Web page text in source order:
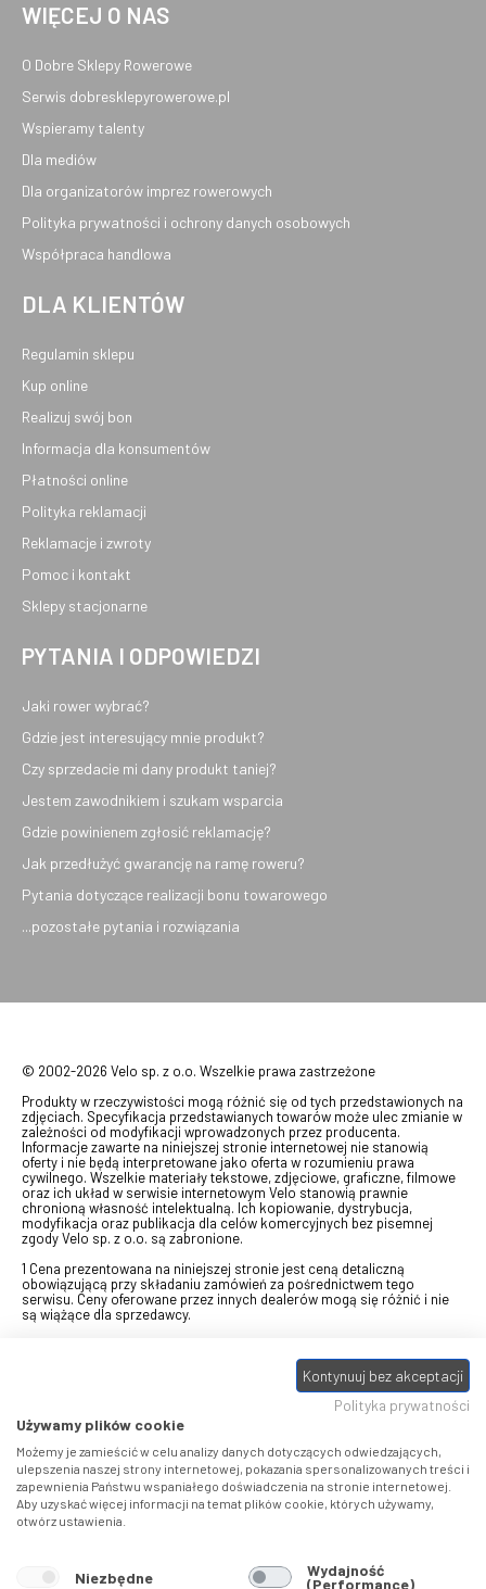
WIĘCEJ O NAS
O Dobre Sklepy Rowerowe
Serwis dobresklepyrowerowe.pl
Wspieramy talenty
Dla mediów
Dla organizatorów imprez rowerowych
Polityka prywatności i ochrony danych osobowych
Współpraca handlowa
DLA KLIENTÓW
Regulamin sklepu
Kup online
Realizuj swój bon
Informacja dla konsumentów
Płatności online
Polityka reklamacji
Reklamacje i zwroty
Pomoc i kontakt
Sklepy stacjonarne
PYTANIA I ODPOWIEDZI
Jaki rower wybrać?
Gdzie jest interesujący mnie produkt?
Czy sprzedacie mi dany produkt taniej?
Jestem zawodnikiem i szukam wsparcia
Gdzie powinienem zgłosić reklamację?
Jak przedłużyć gwarancję na ramę roweru?
Pytania dotyczące realizacji bonu towarowego
...pozostałe pytania i rozwiązania
© 2002-2026 Velo sp. z o.o. Wszelkie prawa zastrzeżone
Produkty w rzeczywistości mogą różnić się od tych przedstawionych na
zdjęciach. Specyfikacja przedstawianych towarów może ulec zmianie w
zależności od modyfikacji wprowadzonych przez producenta.
Informacje zawarte na niniejszej stronie internetowej nie stanowią
oferty i nie będą interpretowane jako oferta w rozumieniu prawa
cywilnego. Wszelkie materiały tekstowe, zdjęciowe, graficzne, filmowe
oraz ich układ w serwisie internetowym Velo stanowią prawnie
chronioną własność intelektualną. Ich kopiowanie, dystrybucja,
modyfikacja oraz publikacja dla celów komercyjnych bez pisemnej
zgody Velo sp. z o.o. są zabronione.
1 Cena prezentowana na niniejszej stronie jest ceną detaliczną
obowiązującą przy składaniu zamówień za pośrednictwem tego
serwisu. Ceny oferowane przez innych dealerów mogą się różnić i nie
są wiążące dla sprzedawcy.
swój bon" na towary z oferty VELO, aktualnie dostępnej na stronie
, w ramach sprzedaży premiowej. Dowiedz się jak
stronie promocji. Prezentowana wartość
eBonu uwzględnia fakt wyrażenia - w procesie rejestracji w Panelu
klienta- zgody na otrzymywanie drogą mailową informacji handlowo-
marketingowe, np. newsletter rowerowy. W przypadku braku zgody
wartość eBonu zostanie obniżona o 10 zł.
Pamiętaj, że eBony za produkty SIDI dotyczą zakupów w sklepach
SIDI Center, produkty Castelli zakupów w placówkach tworzących
Castelli Center.
Kontynuuj bez akceptacji
Polityka prywatności
Używamy plików cookie
Możemy je zamieścić w celu analizy danych dotyczących odwiedzających,
ulepszenia naszej strony internetowej, pokazania spersonalizowanych treści i
zapewnienia Państwu wspaniałego doświadczenia na stronie internetowej.
Aby uzyskać więcej informacji na temat plików cookie, których używamy,
otwórz ustawienia.
Niezbędne Wydajność
(Performance)